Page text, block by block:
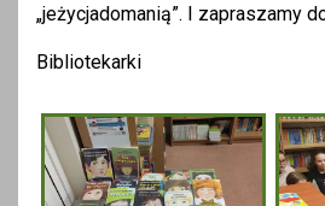
„jeżycjadomanią”. I zapraszamy
Bibliotekarki